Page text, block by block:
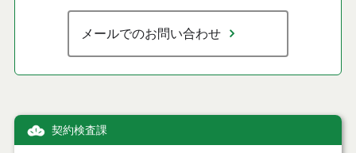
メールでのお問い合わせ
契約検査課